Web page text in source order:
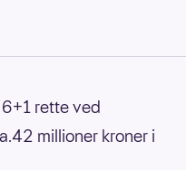
rette ved
millioner kroner i